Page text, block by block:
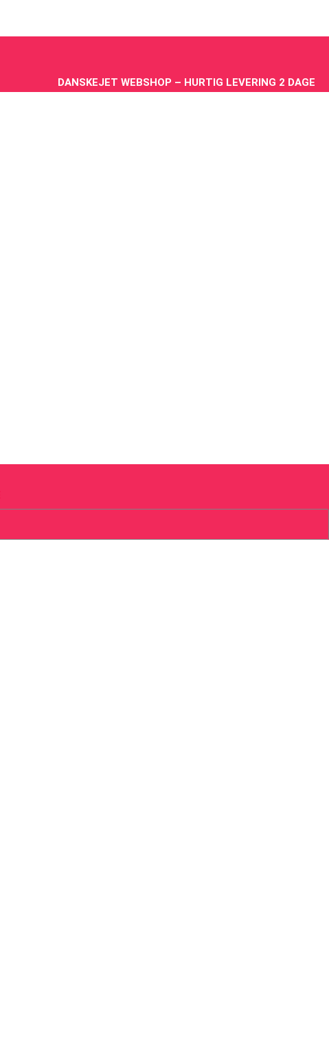
DANSKEJET WEBSHOP – HURTIG LEVERING 2 DAGE